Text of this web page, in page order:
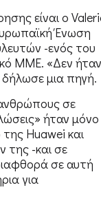
είναι ο
Ένωση
-ενός του
ΜΜΕ. «Δεν ήταν
μια πηγή.
σε
ήταν μόνο
Huawei και
της -και σε
σε αυτή
για